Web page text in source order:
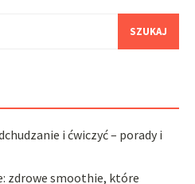
i ćwiczyć – porady i
zdrowe smoothie, które